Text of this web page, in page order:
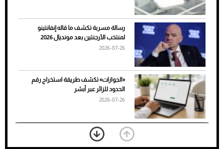
7 نصائح لاختيار لون البنطلون المناسب للقميص
الأسود
رسالة مسربة تكشف ما قاله إنفانتينو
لمنتخب الأرجنتين بعد مونديال 2026
2026-07-26
«الجوازات» تكشف طريقة استخراج رقم
الحدود للزائر عبر أبشر
2026-07-26
بعد 7 أشهر من تعرضه لحادث مروع.. جوشوا
يفوز على برينغا بـ"الضربة القاضية" (فيديو)